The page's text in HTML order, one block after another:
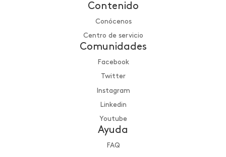
Contenido
Conócenos
Centro de servicio
Comunidades
Facebook
Twitter
Instagram
Linkedin
Youtube
Ayuda
FAQ